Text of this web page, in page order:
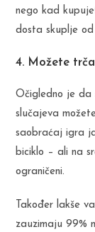
nego kad
dosta skuplje
4. Možete
Očigledno je da
slučajeva
saobraćaj igra
biciklo – ali na
ograničeni.
Također lakše
zauzimaju 99%